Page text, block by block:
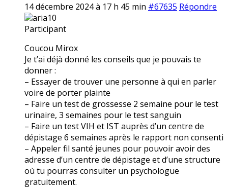
14 décembre 2024 à 17 h 45 min #67635 Répondre
aria10
Participant
Coucou Mirox
Je t’ai déjà donné les conseils que je pouvais te
donner :
– Essayer de trouver une personne à qui en parler
voire de porter plainte
– Faire un test de grossesse 2 semaine pour le test
urinaire, 3 semaines pour le test sanguin
– Faire un test VIH et IST auprès d’un centre de
dépistage 6 semaines après le rapport non consenti
– Appeler fil santé jeunes pour pouvoir avoir des
adresse d’un centre de dépistage et d’une structure
où tu pourras consulter un psychologue
gratuitement.